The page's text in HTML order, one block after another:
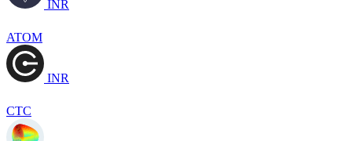
INR
ATOM
INR
CTC